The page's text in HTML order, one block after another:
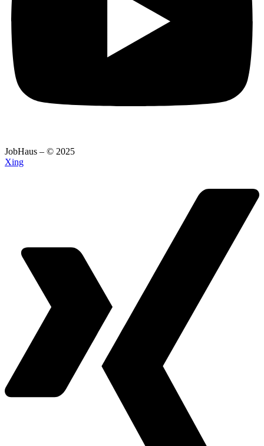
JobHaus – © 2025
Xing